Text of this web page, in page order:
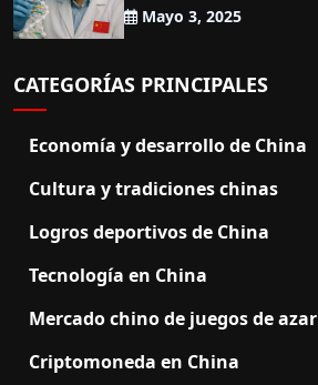
Mayo 3, 2025
CATEGORÍAS PRINCIPALES
Economía y desarrollo de China
Cultura y tradiciones chinas
Logros deportivos de China
Tecnología en China
Mercado chino de juegos de azar
Criptomoneda en China